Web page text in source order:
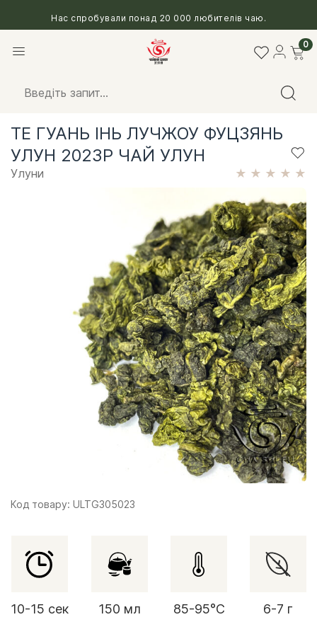
Нас спробували понад 20 000 любителів чаю.
0
ТЕ ГУАНЬ ІНЬ ЛУЧЖОУ ФУЦЗЯНЬ
УЛУН 2023Р ЧАЙ УЛУН
Улуни ★ ★ ★ ★ ★
Код товару: ULTG305023
10-15 сек 150 мл 85-95°C 6-7 г